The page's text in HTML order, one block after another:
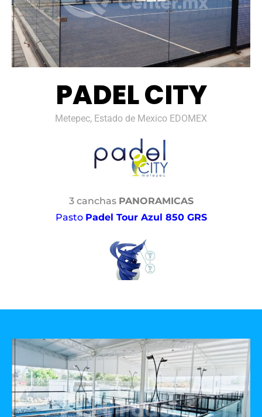
PADEL CITY
Metepec, Estado de Mexico EDOMEX
3 canchas PANORAMICAS
Pasto Padel Tour Azul 850 GRS